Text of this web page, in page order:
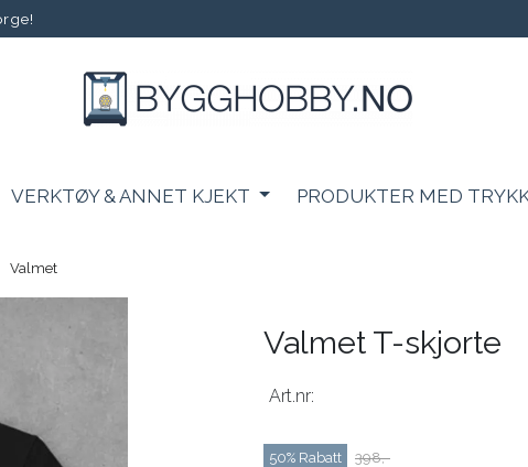
VERKTØY & ANNET KJEKT PRODUKTER MED
Valmet
Valmet T-skjorte
Art.nr:
50% Rabatt 398,-